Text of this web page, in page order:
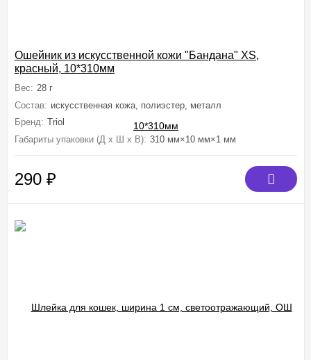
Ошейник из искусственной кожи "Бандана" XS,
красный, 10*310мм
Вес: 28 г
Состав: искусственная кожа, полиэстер, металл
Бренд: Triol
Габариты упаковки (Д х Ш х В): 310 мм×10 мм×1 мм
290 ₽